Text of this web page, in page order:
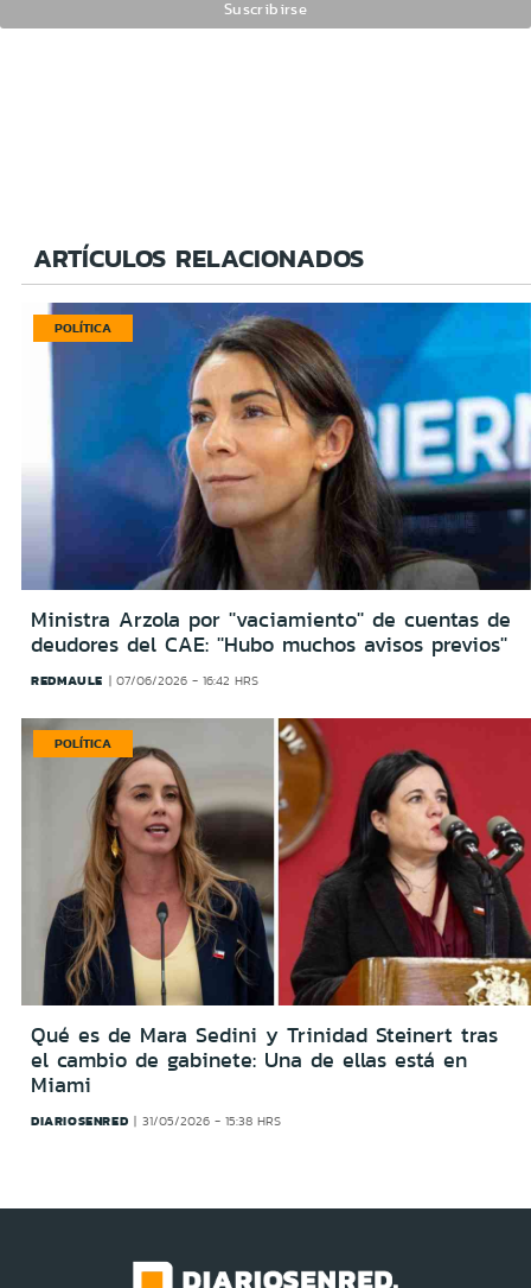
ARTÍCULOS RELACIONADOS
POLÍTICA
Ministra Arzola por ''vaciamiento'' de cuentas de
deudores del CAE: ''Hubo muchos avisos previos''
REDMAULE 07/06/2026 - 16:42 HRS
POLÍTICA
Qué es de Mara Sedini y Trinidad Steinert tras
el cambio de gabinete: Una de ellas está en
Miami
DIARIOSENRED 31/05/2026 - 15:38 HRS